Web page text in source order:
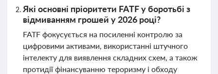
Які основні пріоритети FATF у боротьбі з
відмиванням грошей у 2026 році?
FATF фокусується на посиленні контролю за
цифровими активами, використанні штучного
інтелекту для виявлення складних схем, а також
протидії фінансуванню тероризму і обходу